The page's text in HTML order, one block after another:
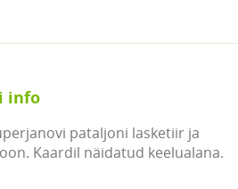
info
pataljoni lasketiir ja
Kaardil näidatud keelualana.